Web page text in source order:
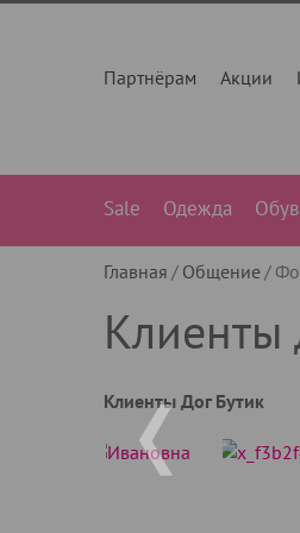
Партнёрам Акции
Sale Одежда
Главная Общение
Клиенты
Клиенты Дог Бутик